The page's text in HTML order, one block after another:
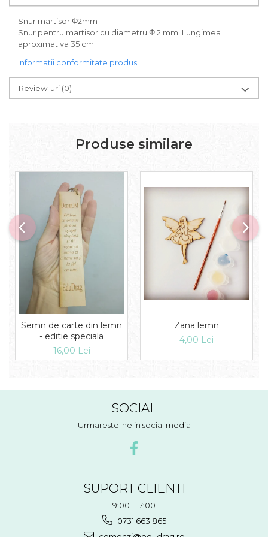
Snur martisor Φ2mm
Snur pentru martisor cu diametru Φ 2 mm. Lungimea
aproximativa 35 cm.
Informatii conformitate produs
Review-uri (0)
Produse similare
Semn de carte din lemn
- editie speciala
16,00 Lei
Zana lemn
4,00 Lei
SOCIAL
Urmareste-ne in social media
SUPORT CLIENTI
9:00 - 17:00
0731 663 865